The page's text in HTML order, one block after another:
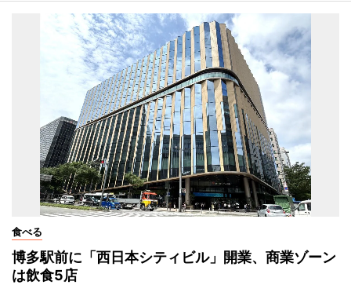
食べる
博多駅前に「西日本シティビル」開業、商業ゾーン
は飲食5店